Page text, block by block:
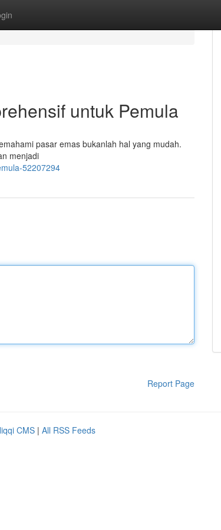
untuk Pemula
pasar emas bukanlah hal yang mudah.
menjadi
52207294
Report Page
CMS | All RSS Feeds